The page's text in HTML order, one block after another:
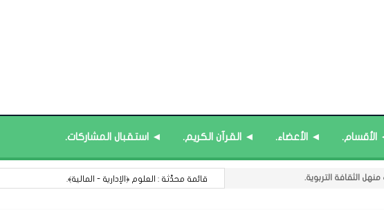
الأقسام. ◄ الأعضاء. ◄ القرآن الكريم. ◄ استقبال المشاركات.
الثقافة التربوية.
المشاركات.
الثقافة التربوية. قائمة محدَّثة : العلوم ﴿الإدارية - المالية﴾.